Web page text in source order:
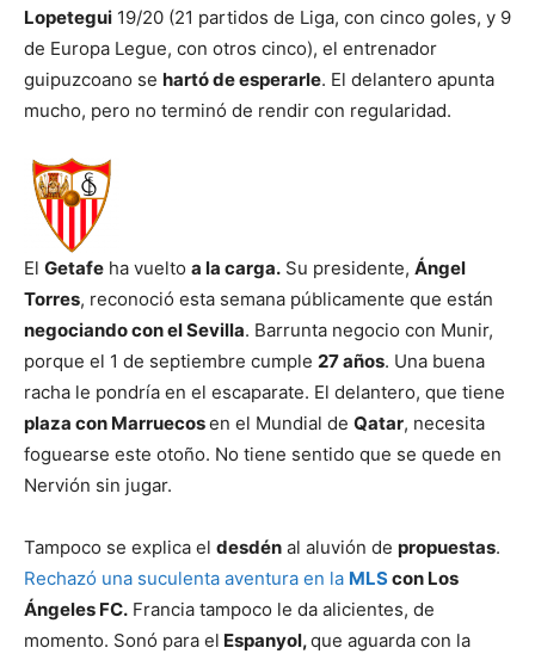
Lopetegui 19/20 (21 partidos de Liga, con cinco goles, y 9
de Europa Legue, con otros cinco), el entrenador
guipuzcoano se hartó de esperarle. El delantero apunta
mucho, pero no terminó de rendir con regularidad.
El Getafe ha vuelto a la carga. Su presidente, Ángel
Torres, reconoció esta semana públicamente que están
negociando con el Sevilla. Barrunta negocio con Munir,
porque el 1 de septiembre cumple 27 años. Una buena
racha le pondría en el escaparate. El delantero, que tiene
plaza con Marruecosen el Mundial de Qatar, necesita
foguearse este otoño. No tiene sentido que se quede en
Nervión sin jugar.
Tampoco se explica el desdén al aluvión de propuestas.
Rechazó una suculenta aventura en la MLScon Los
Ángeles FC. Francia tampoco le da alicientes, de
momento. Sonó para el Espanyol,que aguarda con la